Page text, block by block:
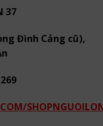
37
Đình Cảng cũ),